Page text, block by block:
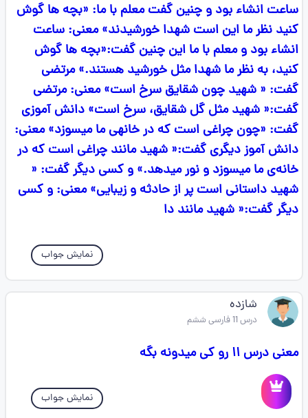
ساعت انشاء بود و چنین گفت معلم با ما: «بچه ها گوش
کنید نظر ما این است شهدا خورشیدند» معنی: ساعت
انشاء بود و معلم با ما این چنین گفت:«بچه ها گوش
کنید، به نظر ما شهدا مثل خورشید هستند.» مرتضی
گفت: « شهید چون شقایق سرخ است» معنی: مرتضی
گفت:« شهید مثل گل شقایق، سرخ است» دانش آموزی
گفت: «چون چراغی است که در خانهی ما میسوزد» معنی:
دانش آموز دیگری گفت:« شهید مانند چراغی است که در
خانه‌ی ما میسوزد و نور میدهد.» و کسی دیگر گفت: «
شهید داستانی است پر از حادثه و زیبایی» معنی: و کسی
دیگر گفت:« شهید مانند دا
نمایش جواب
شازده
درس 11 فارسی ششم
معنی درس ۱۱ رو کی میدونه بگه
نمایش جواب